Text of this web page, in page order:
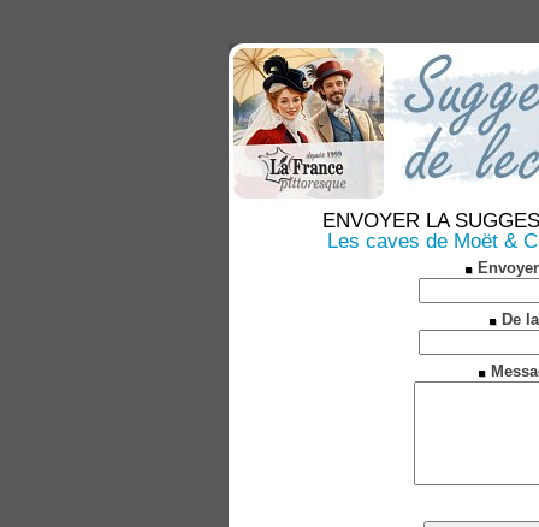
ENVOYER LA
Les caves de Moët &
De